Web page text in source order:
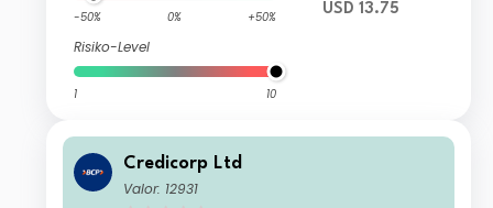
-50% 0% +50%
Risiko-Level
1 10
USD 13.75
Credicorp Ltd
Valor: 12931